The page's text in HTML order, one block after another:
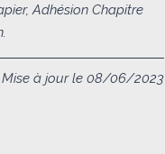
Adhésion Chapitre
Mise à jour le 08/06/2023